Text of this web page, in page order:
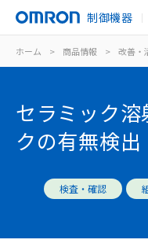
制御機器
ホーム > 商品情報 > 改善・
セラミック
クの有無検出
検査・確認